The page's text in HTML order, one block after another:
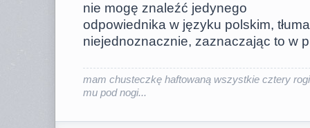
nie mogę znaleźć jedynego
odpowiednika w języku polskim,
niejednoznacznie, zaznaczając to w
mam chusteczkę haftowaną wszystkie cztery
mu pod nogi...